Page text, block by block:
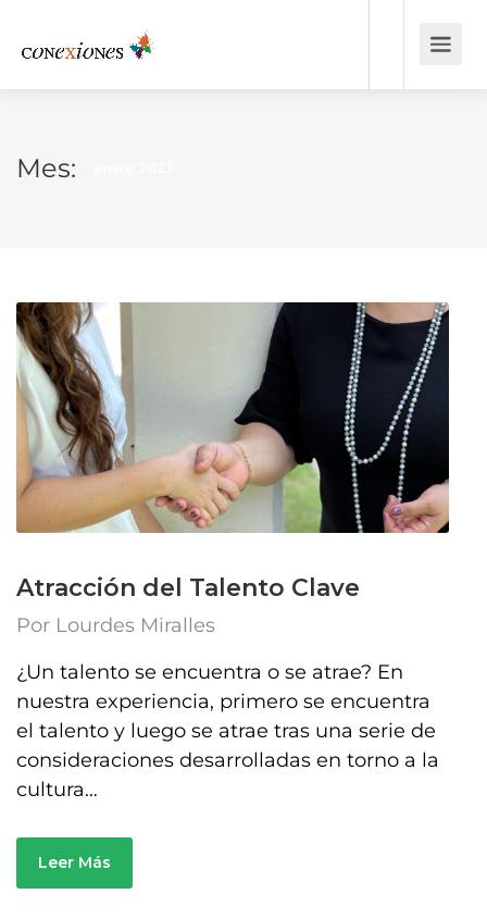
Mes:
Atracción del Talento Clave
Por Lourdes Miralles
¿Un talento se encuentra o se atrae? En
nuestra experiencia, primero se encuentra
el talento y luego se atrae tras una serie de
consideraciones desarrolladas en torno a la
cultura…
Leer Más